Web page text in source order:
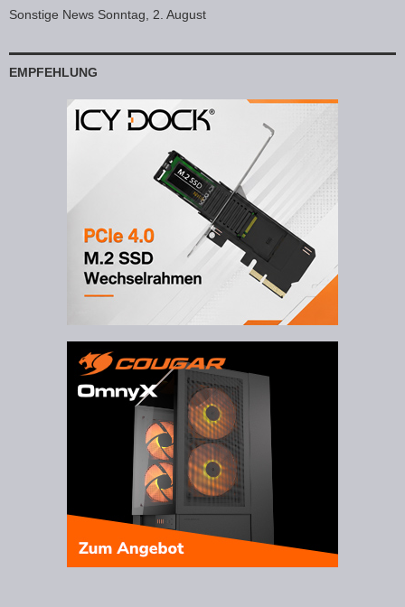
Sonstige News Sonntag, 2. August
EMPFEHLUNG